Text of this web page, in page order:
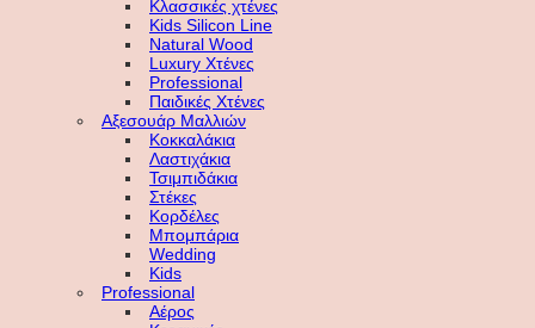
Κλασσικές χτένες
Kids Silicon Line
Natural Wood
Luxury Χτένες
Professional
Παιδικές Χτένες
Αξεσουάρ Μαλλιών
Κοκκαλάκια
Λαστιχάκια
Τσιμπιδάκια
Στέκες
Κορδέλες
Μπομπάρια
Wedding
Kids
Professional
Αέρος